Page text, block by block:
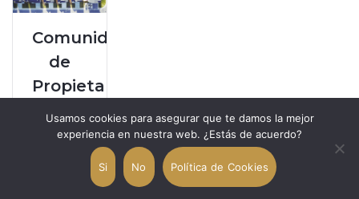
Comunidad
de
Propietarios
Usamos cookies para asegurar que te damos la mejor
experiencia en nuestra web. ¿Estás de acuerdo?
Si No Política de Cookies